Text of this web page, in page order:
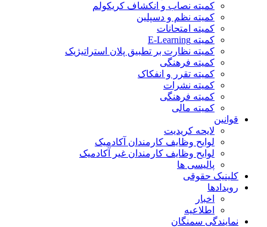
کمیته نصاب و انکشاف کریکولم
کمیته نظم و دسپلین
کمیته امتحانات
کمیته E-Learning
کمیته نظارت بر تطبیق پلان استراتیژیک
کمیته فرهنگی
کمیته تقرر و انفکاک
کمیته نشرات
کمیته فرهنگی
کمیته مالی
قوانین
لایحه کریدیت
لوایح وظایف کارمندان آکادمیک
لوایح وظایف کارمندان غیر آکادمیک
پالیسی ها
کلینیک حقوقی
رویدادها
اخبار
اطلاعیه
نمایندگی سمنگان